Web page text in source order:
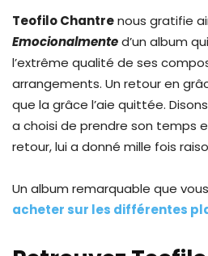
Teofilo Chantrenous gratifie
Emocionalmented’un album
l’extrême qualité de ses
arrangements. Un retour en
que la grâce l’aie quittée.
a choisi de prendre son temps
retour, lui a donné mille fois
Un album remarquable que
acheter sur les différentes